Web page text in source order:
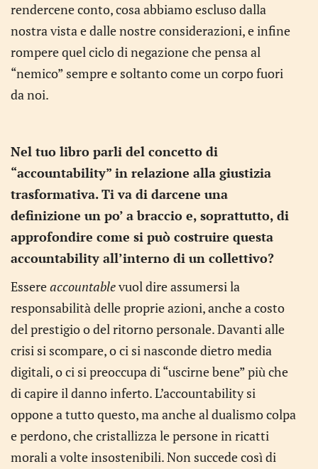
rendercene conto, cosa abbiamo escluso dalla
nostra vista e dalle nostre considerazioni, e infine
rompere quel ciclo di negazione che pensa al
“nemico” sempre e soltanto come un corpo fuori
da noi.
Nel tuo libro parli del concetto di
“accountability” in relazione alla giustizia
trasformativa. Ti va di darcene una
definizione un po’ a braccio e, soprattutto, di
approfondire come si può costruire questa
accountability all’interno di un collettivo?
Essereaccountablevuol dire assumersi la
responsabilità delle proprie azioni, anche a costo
del prestigio o del ritorno personale. Davanti alle
crisi si scompare, o ci si nasconde dietro media
digitali, o ci si preoccupa di “uscirne bene” più che
di capire il danno inferto. L’accountability si
oppone a tutto questo, ma anche al dualismo colpa
e perdono, che cristallizza le persone in ricatti
morali a volte insostenibili. Non succede così di